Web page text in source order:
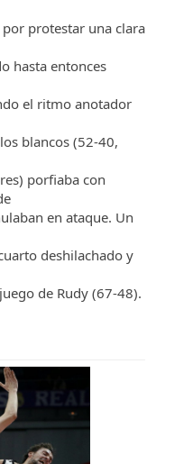
por protestar una clara
hasta entonces
el ritmo anotador
blancos (52-40,
porfiaba con
en ataque. Un
deshilachado y
de Rudy (67-48).